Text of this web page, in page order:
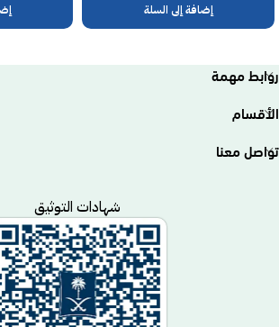
إضافة إلى السلة
روابط مهمة
الأقسام
تواصل معنا
شهادات التوثيق